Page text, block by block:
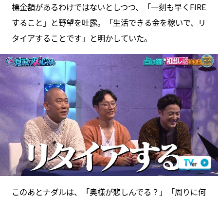
標金額があるわけではないとしつつ、「一刻も早くFIRE
すること」と野望を吐露。「生活できる金を稼いで、リ
タイアすることです」と明かしていた。
このあとナダルは、「奥様が悲しんでる？」「周りに何